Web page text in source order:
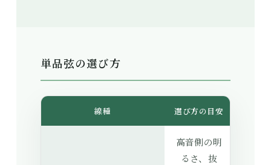
単品弦の選び方
線種 選び方の目安
高音側の明
るさ、抜